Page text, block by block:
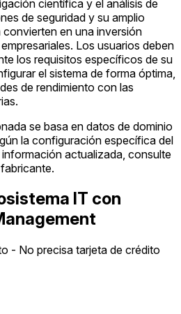
científica y el análisis de
de seguridad y su amplio
en una inversión
Los usuarios deben
los requisitos específicos de su
el sistema de forma óptima,
de rendimiento con las
se basa en datos de dominio
la configuración específica del
actualizada, consulte
IT con
- No precisa tarjeta de crédito